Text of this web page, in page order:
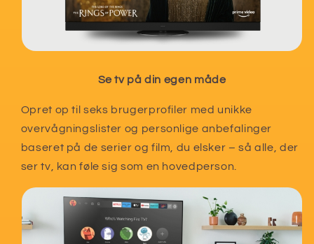
Se tv på din egen måde
Opret op til seks brugerprofiler med unikke
overvågningslister og personlige anbefalinger
baseret på de serier og film, du elsker – så alle, der
ser tv, kan føle sig som en hovedperson.